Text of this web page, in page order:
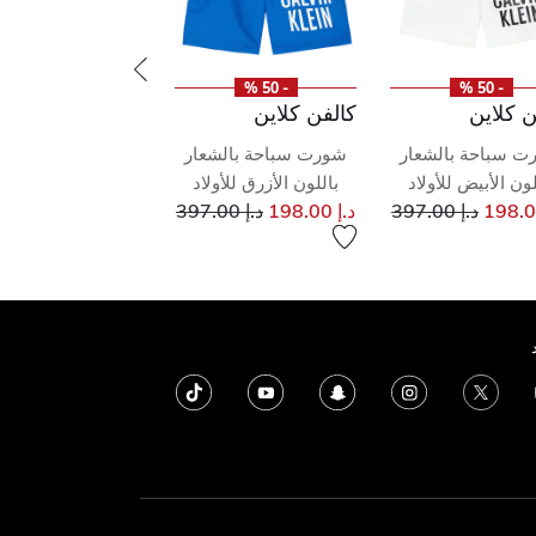
- 50 %
كلاين
سباحة بالشعار
الأبيض للأولاد
سعر مخفض من
د.إ 397.00 إلى
- 50 %
كالفن كلاين
شورت سباحة بالشعار
باللون الأزرق للأولاد
د.إ 198.00 سعر مخفض من
د.إ 397.00 إلى